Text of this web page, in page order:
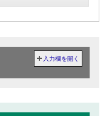
入力欄を開く